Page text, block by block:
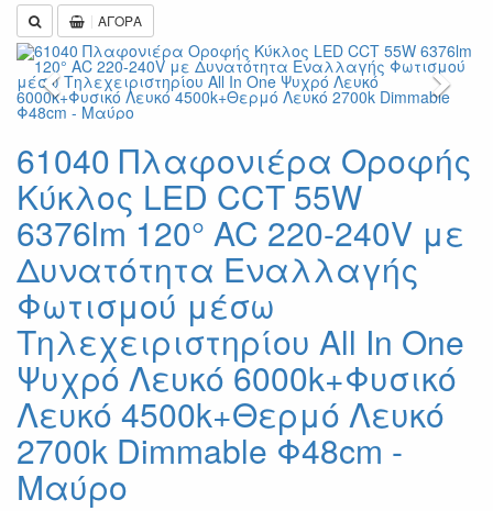
ΑΓΟΡΑ
Previous Next
61040 Πλαφονιέρα Οροφής
Κύκλος LED CCT 55W
6376lm 120° AC 220-240V με
Δυνατότητα Εναλλαγής
Φωτισμού μέσω
Τηλεχειριστηρίου All In One
Ψυχρό Λευκό 6000k+Φυσικό
Λευκό 4500k+Θερμό Λευκό
2700k Dimmable Φ48cm -
Μαύρο